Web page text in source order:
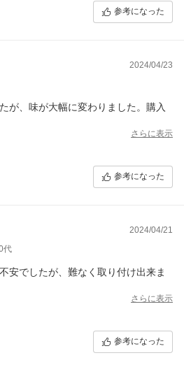
参考になった
2024/04/23
が、味が大幅に変わりました。購入
さらに表示
参考になった
2024/04/21
代
安でしたが、難なく取り付け出来ま
さらに表示
参考になった